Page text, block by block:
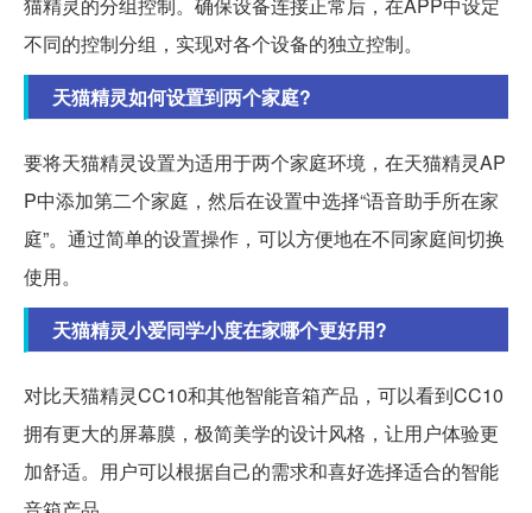
不同的控制分组，实现对各个设备的独立控制。
天猫精灵如何设置到两个家庭?
要将天猫精灵设置为适用于两个家庭环境，在天猫精灵AP
P中添加第二个家庭，然后在设置中选择“语音助手所在家
庭”。通过简单的设置操作，可以方便地在不同家庭间切换
使用。
天猫精灵小爱同学小度在家哪个更好用?
对比天猫精灵CC10和其他智能音箱产品，可以看到CC10
拥有更大的屏幕膜，极简美学的设计风格，让用户体验更
加舒适。用户可以根据自己的需求和喜好选择适合的智能